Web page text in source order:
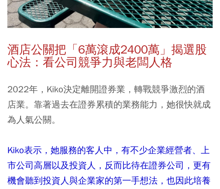
酒店公關把「6萬滾成2400萬」揭選股
心法：看公司競爭力與老闆人格
2022年，Kiko決定離開證券業，轉戰競爭激烈的酒
店業。靠著過去在證券累積的業務能力，她很快就成
為人氣公關。
Kiko表示，她服務的客人中，有不少企業經營者、上
市公司高層以及投資人，反而比待在證券公司，更有
機會聽到投資人與企業家的第一手想法，也因此培養